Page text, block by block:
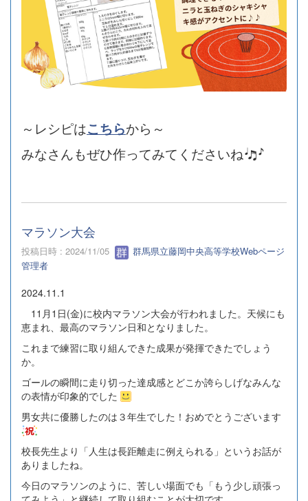
～レシピはこちらから～
みなさんもぜひ作ってみてくださいね
マラソン大会
投稿日時 : 2024/11/05
群馬県立藤岡中央高等学校Webページ
管理者
2024.11.1
11月1日(金)に校内マラソン大会が行われました。天候にも
恵まれ、最高のマラソン日和となりました。
これまで練習に取り組んできた成果が発揮できたでしょう
か。
ゴールの瞬間に走り切った達成感とどこか誇らしげなみんな
の表情が印象的でした
男女共に優勝したのは３年生でした！おめでとうございます
校長先生より「人生は長距離走に例えられる」というお話が
ありましたね。
今日のマラソンのように、苦しい場面でも「もう少し頑張っ